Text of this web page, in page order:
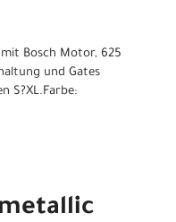
mit Bosch Motor, 625
und Gates
S?XL.Farbe:
metallic